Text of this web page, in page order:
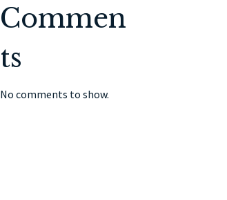
Commen
ts
No comments to show.